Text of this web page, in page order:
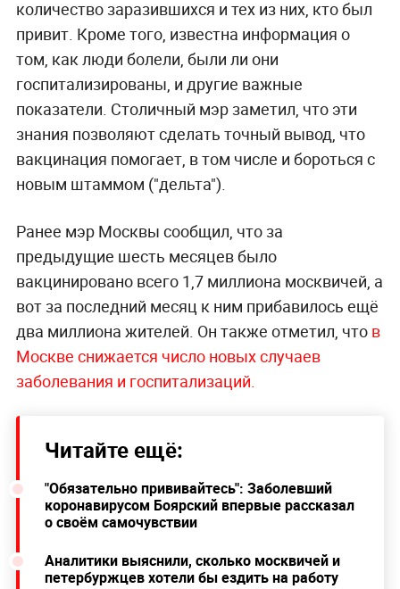
количество заразившихся и тех из них, кто был
привит. Кроме того, известна информация о
том, как люди болели, были ли они
госпитализированы, и другие важные
показатели. Столичный мэр заметил, что эти
знания позволяют сделать точный вывод, что
вакцинация помогает, в том числе и бороться с
новым штаммом ("дельта").
Ранее мэр Москвы сообщил, что за
предыдущие шесть месяцев было
вакцинировано всего 1,7 миллиона москвичей, а
вот за последний месяц к ним прибавилось ещё
два миллиона жителей. Он также отметил, чтов
Москве снижается число новых случаев
заболевания и госпитализаций.
Читайте ещё:
"Обязательно прививайтесь": Заболевший
коронавирусом Боярский впервые рассказал
о своём самочувствии
Аналитики выяснили, сколько москвичей и
петербуржцев хотели бы ездить на работу